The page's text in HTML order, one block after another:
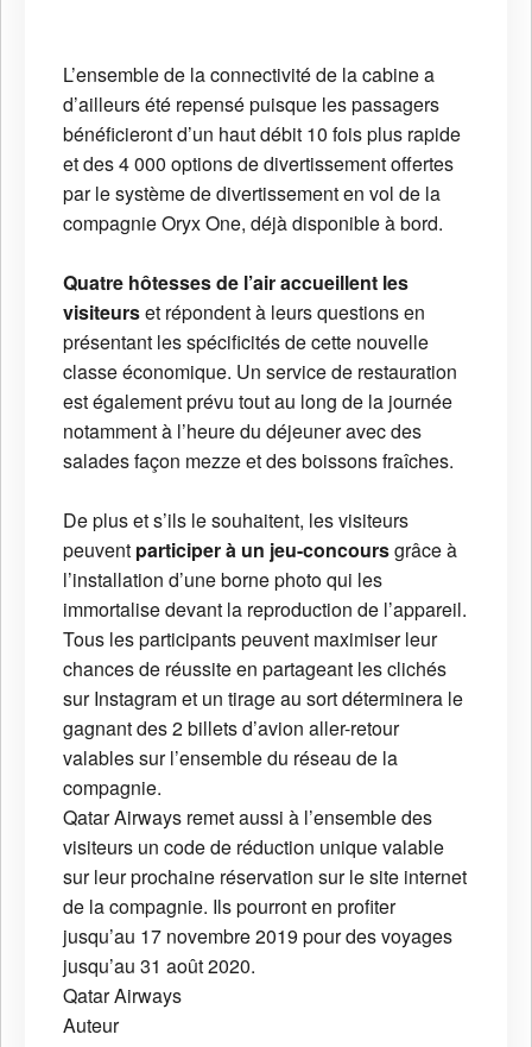
L’ensemble de la connectivité de la cabine a
d’ailleurs été repensé puisque les passagers
bénéficieront d’un haut débit 10 fois plus rapide
et des 4 000 options de divertissement offertes
par le système de divertissement en vol de la
compagnie Oryx One, déjà disponible à bord.
Quatre hôtesses de l’air accueillent les
visiteurset répondent à leurs questions en
présentant les spécificités de cette nouvelle
classe économique. Un service de restauration
est également prévu tout au long de la journée
notamment à l’heure du déjeuner avec des
salades façon mezze et des boissons fraîches.
De plus et s’ils le souhaitent, les visiteurs
peuvent participer à un jeu-concoursgrâce à
l’installation d’une borne photo qui les
immortalise devant la reproduction de l’appareil.
Tous les participants peuvent maximiser leur
chances de réussite en partageant les clichés
sur Instagram et un tirage au sort déterminera le
gagnant des 2 billets d’avion aller-retour
valables sur l’ensemble du réseau de la
compagnie.
Qatar Airways remet aussi à l’ensemble des
visiteurs un code de réduction unique valable
sur leur prochaine réservation sur le site internet
de la compagnie. Ils pourront en profiter
jusqu’au 17 novembre 2019 pour des voyages
jusqu’au 31 août 2020.
Qatar Airways
Auteur